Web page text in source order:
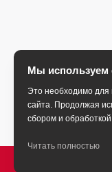
Мы
Это необходимо для
сайта. Продолжая
сбором и
Читать полностью